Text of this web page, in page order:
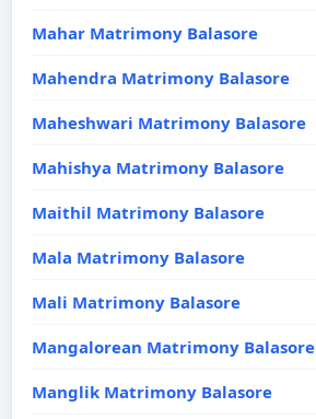
Mahar Matrimony Balasore
Mahendra Matrimony Balasore
Maheshwari Matrimony Balasore
Mahishya Matrimony Balasore
Maithil Matrimony Balasore
Mala Matrimony Balasore
Mali Matrimony Balasore
Mangalorean Matrimony Balasore
Manglik Matrimony Balasore